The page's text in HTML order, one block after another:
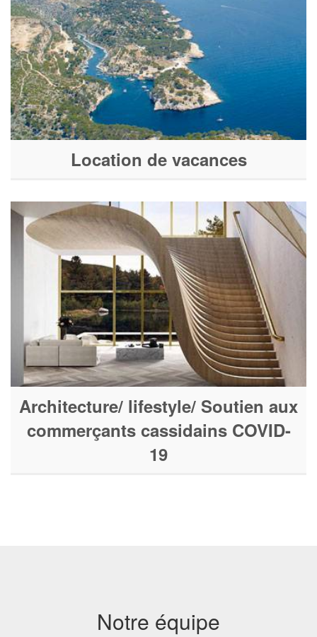
Location de vacances
Architecture/ lifestyle/ Soutien aux
commerçants cassidains COVID-
19
Notre équipe